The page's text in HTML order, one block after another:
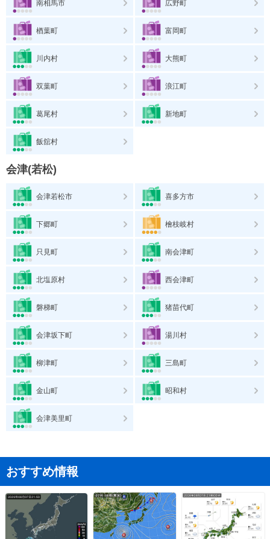
南相馬市 広野町
楢葉町 富岡町
川内村 大熊町
双葉町 浪江町
葛尾村 新地町
飯舘村
会津(若松)
会津若松市 喜多方市
下郷町 檜枝岐村
只見町 南会津町
北塩原村 西会津町
磐梯町 猪苗代町
会津坂下町 湯川村
柳津町 三島町
金山町 昭和村
会津美里町
おすすめ情報